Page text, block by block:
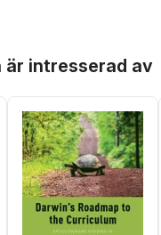
är intresserad av